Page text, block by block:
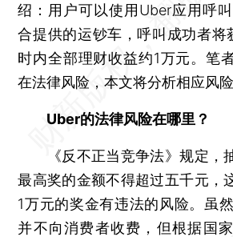
绍：用户可以使用Uber应用呼
合提供的运钞车，呼叫成功者将
时内全部理财收益约1万元。笔
在法律风险，本文将分析相应风
Uber的法律风险在哪里？
《反不正当竞争法》规定，
最高奖的金额不得超过五千元，
1万元的奖金有违法的风险。虽
并不向消费者收费，但根据国